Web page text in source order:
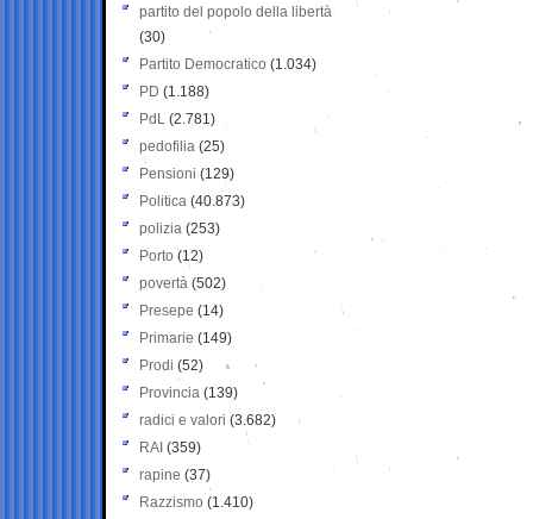
partito del popolo della libertà
(30)
Partito Democratico (1.034)
PD (1.188)
PdL (2.781)
pedofilia (25)
Pensioni (129)
Politica (40.873)
polizia (253)
Porto (12)
povertà (502)
Presepe (14)
Primarie (149)
Prodi (52)
Provincia (139)
radici e valori (3.682)
RAI (359)
rapine (37)
Razzismo (1.410)